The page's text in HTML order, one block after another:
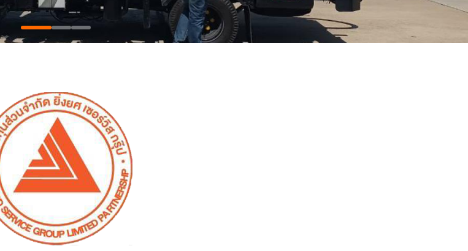
บริการส่งน้ำ รับงานใน
ให้รับทำการเก็บขน​